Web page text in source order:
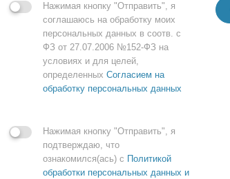
Нажимая кнопку "Отправить", я
соглашаюсь на обработку моих
персональных данных в соотв. с
ФЗ от 27.07.2006 №152-ФЗ на
условиях и для целей,
определенных Согласием на
обработку персональных данных
Нажимая кнопку "Отправить", я
подтверждаю, что
ознакомился(ась) с Политикой
обработки персональных данных и